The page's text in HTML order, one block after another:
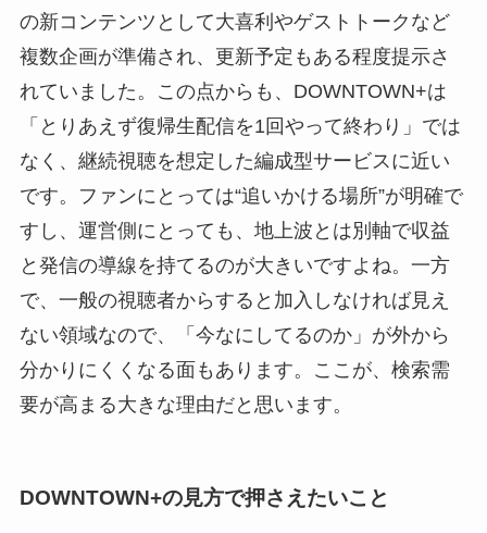
の新コンテンツとして大喜利やゲストトークなど
複数企画が準備され、更新予定もある程度提示さ
れていました。この点からも、DOWNTOWN+は
「とりあえず復帰生配信を1回やって終わり」では
なく、継続視聴を想定した編成型サービスに近い
です。ファンにとっては“追いかける場所”が明確で
すし、運営側にとっても、地上波とは別軸で収益
と発信の導線を持てるのが大きいですよね。一方
で、一般の視聴者からすると加入しなければ見え
ない領域なので、「今なにしてるのか」が外から
分かりにくくなる面もあります。ここが、検索需
要が高まる大きな理由だと思います。
DOWNTOWN+の見方で押さえたいこと